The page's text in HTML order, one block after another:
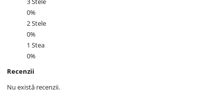
0%
2 Stele
0%
1 Stea
0%
Recenzii
Nu există recenzii.